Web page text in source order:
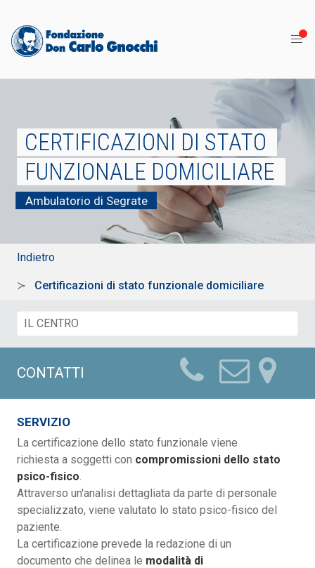
CERTIFICAZIONI DI STATO
FUNZIONALE DOMICILIARE
Ambulatorio di Segrate
Indietro
Certificazioni di stato funzionale domiciliare
CONTATTI
SERVIZIO
La certificazione dello stato funzionale viene
richiesta a soggetti con compromissioni dello stato
psico-fisico
Attraverso un'analisi dettagliata da parte di personale
specializzato, viene valutato lo stato psico-fisico del
paziente.
La certificazione prevede la redazione di un
documento che delinea le modalità di